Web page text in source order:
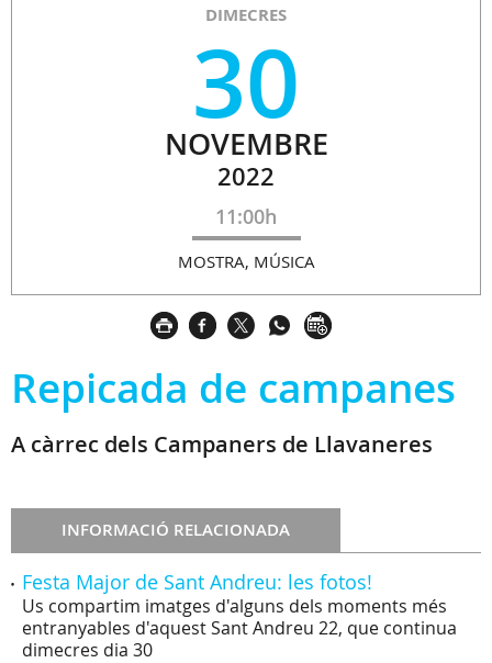
DIMECRES
30
NOVEMBRE
2022
11:00h
MOSTRA, MÚSICA
Repicada de campanes
A càrrec dels Campaners de Llavaneres
INFORMACIÓ RELACIONADA
Festa Major de Sant Andreu: les fotos!
Us compartim imatges d'alguns dels moments més
entranyables d'aquest Sant Andreu 22, que continua
dimecres dia 30